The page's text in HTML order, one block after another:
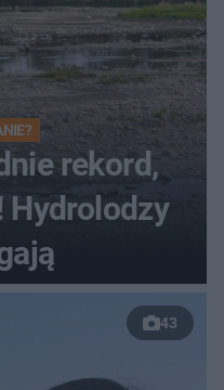
rekord,
Hydrolodzy
43